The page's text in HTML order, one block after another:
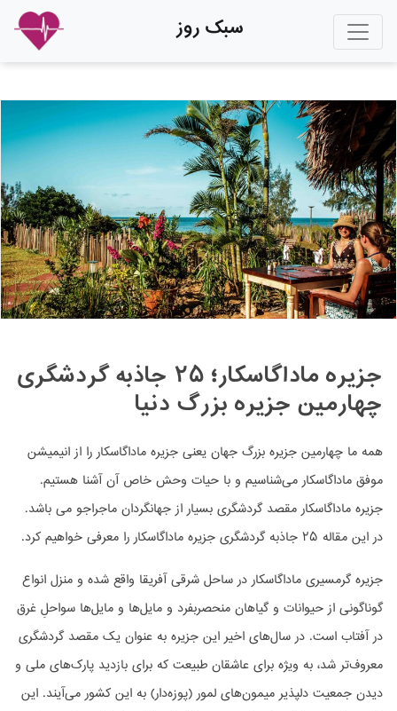
سبک روز
جزیره ماداگاسکار؛ ۲۵ جاذبه گردشگری
چهارمین جزیره بزرگ دنیا
همه ما چهارمین جزیره بزرگ جهان یعنی جزیره ماداگاسکار را از انیمیشن
موفق ماداگاسکار می‌شناسیم و با حیات وحش خاص آن آشنا هستیم.
جزیره ماداگاسکار مقصد گردشگری بسیار از جهانگردان ماجراجو می ‌باشد.
در این مقاله ۲۵ جاذبه گردشگری جزیره ماداگاسکار را معرفی خواهیم کرد.
جزیره گرمسیری ماداگاسکار در ساحل شرقی آفریقا واقع شده و منزل انواع
گوناگونی از حیوانات و گیاهان منحصربفرد و مایل‌ها و مایل‌ها سواحلِ غرق
در آفتاب است. در سال‌های اخیر این جزیره به عنوان یک مقصد گردشگری
معروف‌تر شد، به ویژه برای عاشقان طبیعت که برای بازدید پارک‌های ملی و
دیدن جمعیت دلپذیر میمون‌های لمور (پوزه‌دار) به این کشور می‌آیند. این